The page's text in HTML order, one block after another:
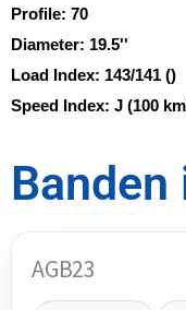
Profile: 70
Diameter: 19.5''
Load Index: 143/141 ()
Speed Index: J (100
AGB23